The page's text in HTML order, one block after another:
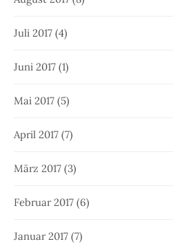
Juli 2017 (4)
Juni 2017 (1)
Mai 2017 (5)
April 2017 (7)
März 2017 (3)
Februar 2017 (6)
Januar 2017 (7)